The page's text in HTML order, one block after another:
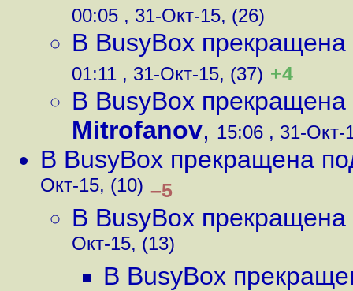
00:05 , 31-Окт-15, (26)
В BusyBox
01:11 , 31-Окт-15, (37) +4
В BusyBox
Mitrofanov, 15:06 , 31-Окт-
В BusyBox прекращена
Окт-15, (10) –5
В BusyBox
Окт-15, (13)
В BusyBox